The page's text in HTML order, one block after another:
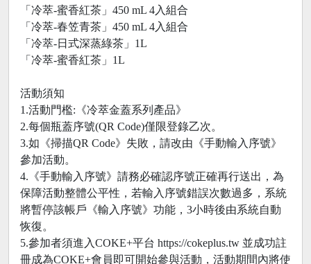
「冷萃-蜜香紅茶」450 mL 4入組合
「冷萃-春笠青茶」450 mL 4入組合
「冷萃-日式深蒸綠茶」1L
「冷萃-蜜香紅茶」1L
活動須知
1.活動門檻:《冷萃金蓋系列產品》
2.每個瓶蓋序號(QR Code)僅限登錄乙次。
3.如《掃描QR Code》失敗，請改由《手動輸入序號》
參加活動。
4.《手動輸入序號》請務必確認序號正確再行送出，為
保障活動整體公平性，若輸入序號錯誤次數過多，系統
將暫停該帳戶《輸入序號》功能，3小時後由系統自動
恢復。
5.參加者須進入COKE+平台 https://cokeplus.tw 並成功註
冊成為COKE+會員即可開始參與活動，活動期間內將使